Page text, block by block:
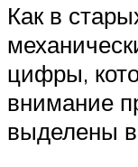
Как в
цифры,
внимание
выделены